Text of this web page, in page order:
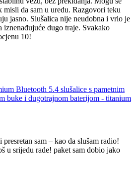
da sam u uredu. Razgovori teku
jasno. Slušalica nije neudobna i vrlo je
iznenađujuće dugo traje. Svakako
10!
Bluetooth 5.4 slušalice s pametnim
buke i dugotrajnom baterijom - titanium
sam – kao da slušam radio!
u srijedu rade! paket sam dobio jako